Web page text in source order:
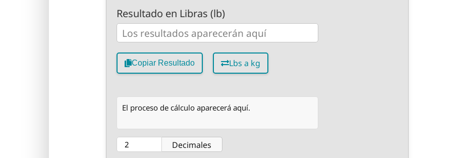
Resultado en Libras (lb)
Copiar Resultado Lbs a kg
El proceso de cálculo aparecerá aquí.
Decimales